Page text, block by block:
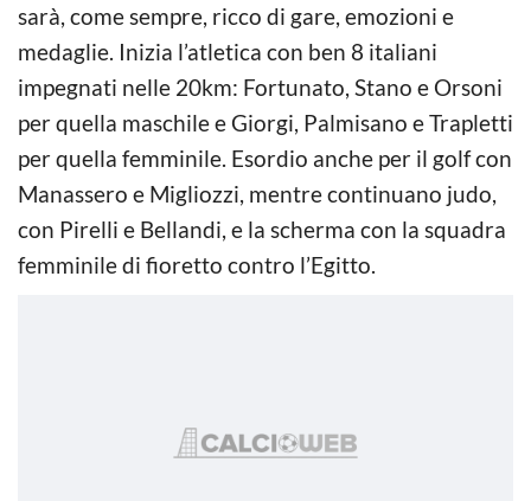
sarà, come sempre, ricco di gare, emozioni e
medaglie. Inizia l’atletica con ben 8 italiani
impegnati nelle 20km: Fortunato, Stano e Orsoni
per quella maschile e Giorgi, Palmisano e Trapletti
per quella femminile. Esordio anche per il golf con
Manassero e Migliozzi, mentre continuano judo,
con Pirelli e Bellandi, e la scherma con la squadra
femminile di fioretto contro l’Egitto.